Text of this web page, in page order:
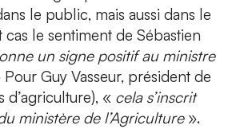
le public, mais aussi dans le
cas le sentiment de Sébastien
un signe positif au ministre
Pour Guy Vasseur, président de
d’agriculture), « cela s’inscrit
ministère de l’Agriculture».